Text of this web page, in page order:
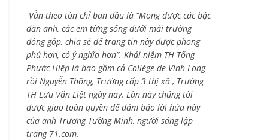
Vẫn theo tôn chỉ ban đầu là “Mong được các bậc
đàn anh, các em từng sống dưới mái trường
đóng góp, chia sẻ để trang tin này được phong
phú hơn, có ý nghĩa hơn”. Khái niệm TH Tống
Phước Hiệp là bao gồm cả Collège de Vinh Long
rồi Nguyễn Thông, Trường cấp 3 thị xã , Trường
TH Lưu Văn Liệt ngày nay. Lần này chúng tôi
được giao toàn quyền để đảm bảo lời hứa này
của anh Trương Tường Minh, người sáng lập
trang 71.com.